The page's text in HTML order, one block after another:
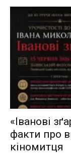
«Іванові
факти про
кіномитця